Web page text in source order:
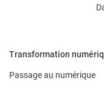
Transformation
Passage au numérique